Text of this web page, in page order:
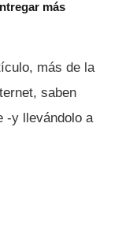
más
más de la
saben
-y llevándolo a